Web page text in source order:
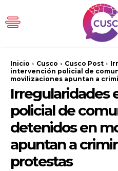
Inicio Cusco Cusco Post
intervención policial de
movilizaciones apuntan a
Irregularidades
policial de
detenidos en
apuntan a
protestas